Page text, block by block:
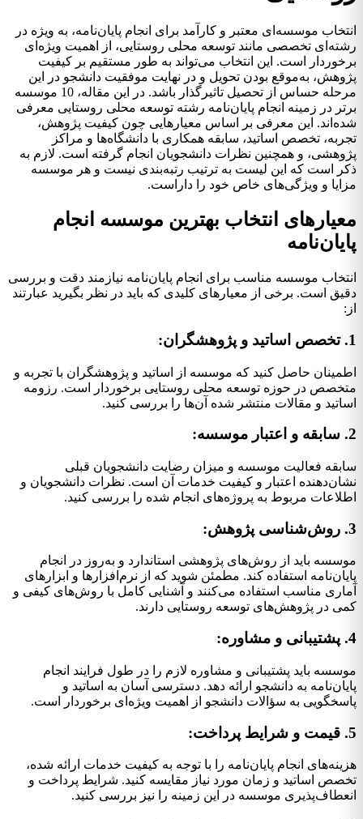
انتخاب موسسه‌ای معتبر و کارآمد برای انجام پایان‌نامه، به ویژه در
رشته‌ای تخصصی مانند توسعه محلی روستایی، از اهمیت ویژه‌ای
برخوردار است. این انتخاب می‌تواند به طور مستقیم بر کیفیت
پژوهش، به‌موقع بودن تحویل و در نهایت موفقیت دانشجو در این
مرحله حساس از تحصیل تاثیرگذار باشد. در این مقاله، 10 موسسه
برتر در زمینه انجام پایان‌نامه رشته توسعه محلی روستایی معرفی
شده‌اند. این معرفی بر اساس معیارهایی چون کیفیت پژوهش،
تجربه، تخصص اساتید، سابقه همکاری با دانشگاه‌ها و مراکز
پژوهشی، و همچنین نظرات دانشجویان انجام گرفته است. لازم به
ذکر است که این لیست به ترتیب رتبه‌بندی نیست و هر موسسه
مزایا و ویژگی‌های خاص خود را داراست.
معیارهای انتخاب بهترین موسسه انجام
پایان‌نامه
انتخاب موسسه مناسب برای انجام پایان‌نامه نیازمند دقت و بررسی
دقیق است. برخی از معیارهای کلیدی که باید در نظر بگیرید عبارتند
از:
1. تخصص اساتید و پژوهشگران:
اطمینان حاصل کنید که موسسه از اساتید و پژوهشگران با تجربه و
متخصص در حوزه توسعه محلی روستایی برخوردار است. رزومه
اساتید و مقالات منتشر شده آن‌ها را بررسی کنید.
2. سابقه و اعتبار موسسه:
سابقه فعالیت موسسه و میزان رضایت دانشجویان قبلی
نشان‌دهنده اعتبار و کیفیت خدمات آن است. نظرات دانشجویان و
اطلاعات مربوط به پروژه‌های انجام شده را بررسی کنید.
3. روش‌شناسی پژوهش:
موسسه باید از روش‌های پژوهشی استاندارد و به‌روز در انجام
پایان‌نامه استفاده کند. مطمئن شوید که از نرم‌افزارها و ابزارهای
آماری مناسب استفاده می‌کنند و آشنایی کامل با روش‌های کیفی و
کمی در پژوهش‌های توسعه روستایی دارند.
4. پشتیبانی و مشاوره:
موسسه باید پشتیبانی و مشاوره لازم را در طول فرایند انجام
پایان‌نامه به دانشجو ارائه دهد. دسترسی آسان به اساتید و
پاسخگویی به سؤالات دانشجو از اهمیت ویژه‌ای برخوردار است.
5. قیمت و شرایط پرداخت:
هزینه‌های انجام پایان‌نامه را با توجه به کیفیت خدمات ارائه شده،
تخصص اساتید و زمان مورد نیاز مقایسه کنید. شرایط پرداخت و
انعطاف‌پذیری موسسه در این زمینه را نیز بررسی کنید.